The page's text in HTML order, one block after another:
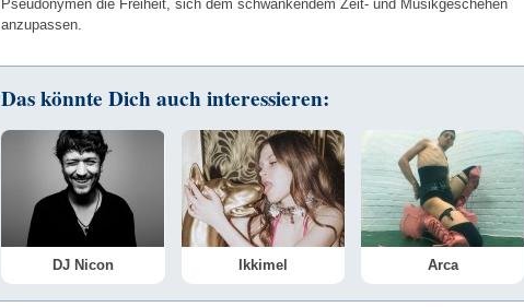
Pseudonymen die Freiheit, sich dem schwankendem Zeit- und Musikgeschehen
anzupassen.
Das könnte Dich auch interessieren:
DJ Nicon Ikkimel Arca